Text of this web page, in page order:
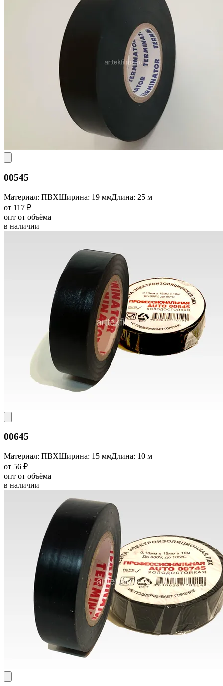
00545
Материал: ПВХШирина: 19 ммДлина: 25 м
от 117 ₽
опт от объёма
в наличии
00645
Материал: ПВХШирина: 15 ммДлина: 10 м
от 56 ₽
опт от объёма
в наличии